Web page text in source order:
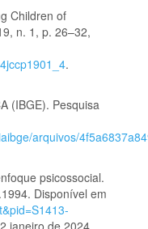
Children of
n. 1, p. 26–32,
.
(IBGE). Pesquisa
arquivos/
psicossocial.
Disponível em
janeiro de 2024.